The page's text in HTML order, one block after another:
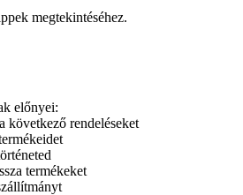
megtekintéséhez.
előnyei:
következő rendeléseket
termékeket